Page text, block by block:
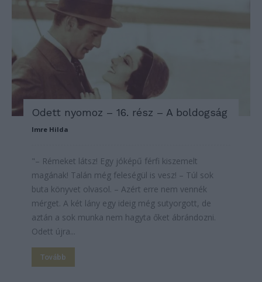
Odett nyomoz – 16. rész – A boldogság
Imre Hilda
"– Rémeket látsz! Egy jóképű férfi kiszemelt
magának! Talán még feleségül is vesz! – Túl sok
buta könyvet olvasol. – Azért erre nem vennék
mérget. A két lány egy ideig még sutyorgott, de
aztán a sok munka nem hagyta őket ábrándozni.
Odett újra...
Tovább